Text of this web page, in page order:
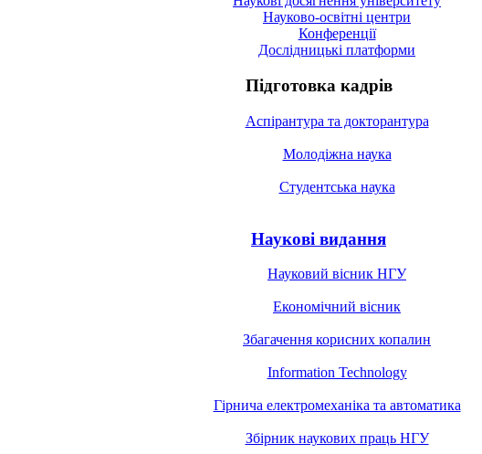
Науково-освітні центри
Конференції
Дослідницькі платформи
Підготовка кадрів
Аспірантура та докторантура
Молодіжна наука
Студентська наука
Наукові видання
Науковий вісник НГУ
Економічний вісник
Збагачення корисних копалин
Information Technology
Гірнича електромеханіка та автоматика
Збірник наукових праць НГУ